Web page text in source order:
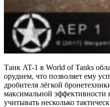
Танк AT-1 в World of Tanks
орудием, что позволяет ему
дробителя лёгкой
максимальной эффективности
учитывать несколько